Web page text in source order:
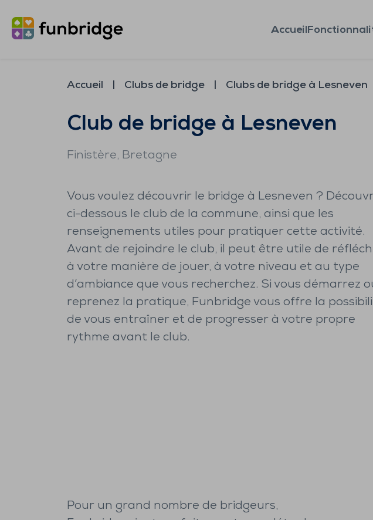
Accueil
Accueil Clubs de bridge Clubs de bridge à Lesneven
Club de bridge à Lesneven
Finistère, Bretagne
Vous voulez découvrir le bridge à Lesneven ?
ci-dessous le club de la commune, ainsi que les
renseignements utiles pour pratiquer cette activité.
Avant de rejoindre le club, il peut être utile de
à votre manière de jouer, à votre niveau et au type
d’ambiance que vous recherchez. Si vous démarrez
reprenez la pratique, Funbridge vous offre la
de vous entraîner et de progresser à votre propre
rythme avant le club.
Pour un grand nombre de bridgeurs,